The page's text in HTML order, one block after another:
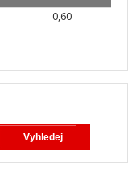
0,60